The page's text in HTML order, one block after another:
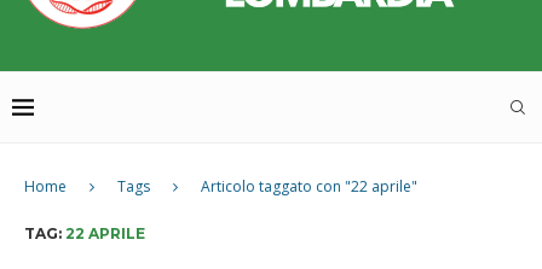
Home Tags Articolo taggato con "22 aprile"
TAG: 22 APRILE